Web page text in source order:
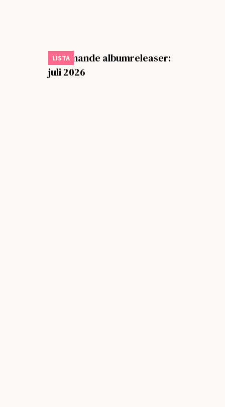
LISTA
Kommande albumreleaser:
juli 2026